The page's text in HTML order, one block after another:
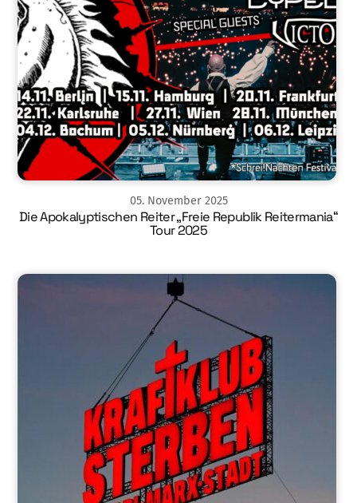
05. November 2025
Die Apokalyptischen Reiter „Freie Republik Reitermania“
Tour 2025